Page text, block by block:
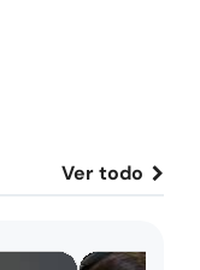
Ver todo